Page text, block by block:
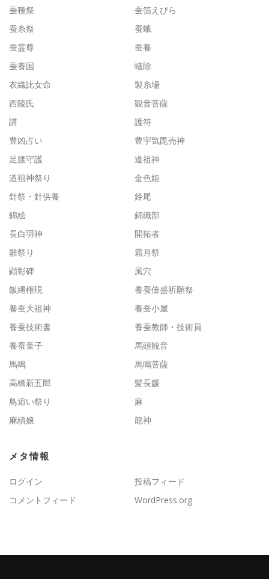
蚕種祭
蚕箔えびら
蚕糸祭
蚕蛾
蚕霊尊
蚕養
蚕養国
蟻除
衣織比女命
製糸場
西陵氏
観音菩薩
講
護符
豊凶占い
豊宇気毘売神
足腰守護
道祖神
道祖神祭り
金色姫
針祭・針供養
鈴尾
錦絵
錦織部
長白羽神
開拓者
雛祭り
霜月祭
顕彰碑
風穴
飯縄権現
養蚕倍盛祈願祭
養蚕大祖神
養蚕小屋
養蚕技術書
養蚕教師・技術員
養蚕童子
馬頭観音
馬鳴
馬鳴菩薩
高橋新五郎
髪長媛
鳥追い祭り
麻
麻績娘
龍神
メタ情報
ログイン
投稿フィード
コメントフィード
WordPress.org